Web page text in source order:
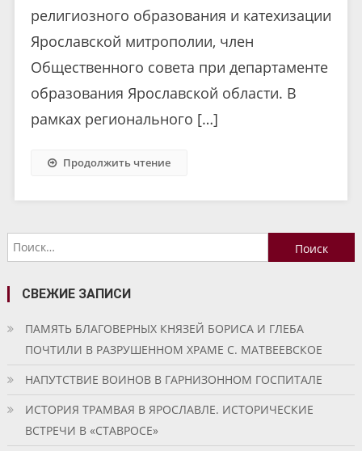
религиозного образования и катехизации
Ярославской митрополии, член
Общественного совета при департаменте
образования Ярославской области. В
рамках регионального […]
Продолжить чтение
Найти:
СВЕЖИЕ ЗАПИСИ
ПАМЯТЬ БЛАГОВЕРНЫХ КНЯЗЕЙ БОРИСА И ГЛЕБА
ПОЧТИЛИ В РАЗРУШЕННОМ ХРАМЕ С. МАТВЕЕВСКОЕ
НАПУТСТВИЕ ВОИНОВ В ГАРНИЗОННОМ ГОСПИТАЛЕ
ИСТОРИЯ ТРАМВАЯ В ЯРОСЛАВЛЕ. ИСТОРИЧЕСКИЕ
ВСТРЕЧИ В «СТАВРОСЕ»